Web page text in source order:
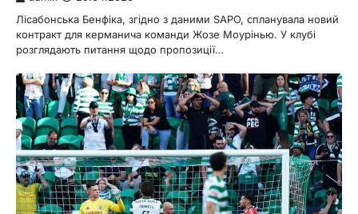
Лісабонська Бенфіка, згідно з даними SAPO, спланувала новий
контракт для керманича команди Жозе Моурінью. У клубі
розглядають питання щодо пропозиції…